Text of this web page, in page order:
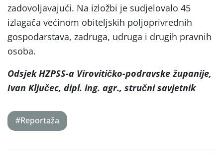
zadovoljavajući. Na izložbi je sudjelovalo 45
izlagača većinom obiteljskih poljoprivrednih
gospodarstava, zadruga, udruga i drugih pravnih
osoba.
Odsjek HZPSS-a Virovitičko-podravske županije,
Ivan Ključec, dipl. ing. agr., stručni savjetnik
#Reportaža